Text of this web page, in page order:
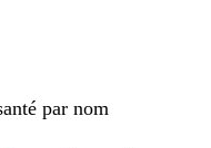
par nom